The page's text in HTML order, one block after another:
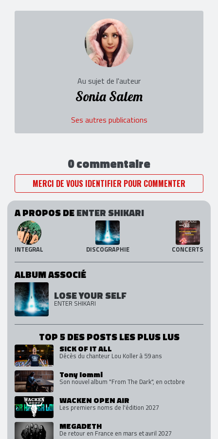
Au sujet de l'auteur
Sonia Salem
Ses autres publications
0 commentaire
MERCI DE VOUS IDENTIFIER POUR COMMENTER
A PROPOS DEENTER SHIKARI
INTEGRAL DISCOGRAPHIE CONCERTS
ALBUM ASSOCIÉ
LOSE YOUR SELF
ENTER SHIKARI
TOP 5 DES POSTS LES PLUS LUS
SICK OF IT ALL
Décès du chanteur Lou Koller à 59 ans
Tony Iommi
Son nouvel album "From The Dark", en octobre
WACKEN OPEN AIR
Les premiers noms de l'édition 2027
MEGADETH
De retour en France en mars et avril 2027